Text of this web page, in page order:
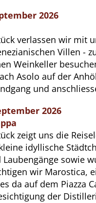
2026
verlassen wir mit
Villen -
Weinkeller
Asolo auf der
und
2026
zeigt uns die
idyllische
Laubengänge sowie
wir Marostica,
da auf dem Piazza
der